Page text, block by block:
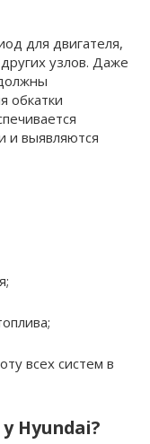
для двигателя,
узлов. Даже
обкатки
и выявляются
всех систем в
Hyundai?